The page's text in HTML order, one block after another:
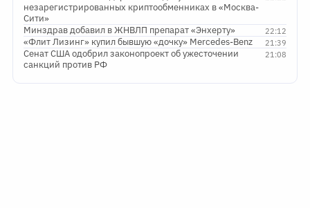
незарегистрированных криптообменниках в «Москва-
Сити»
22:12
Минздрав добавил в ЖНВЛП препарат «Энхерту»
21:39
«Флит Лизинг» купил бывшую «дочку» Mercedes-Benz
21:08
Сенат США одобрил законопроект об ужесточении
санкций против РФ